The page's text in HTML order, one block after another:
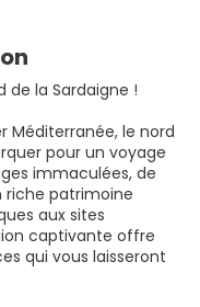
la Sardaigne !
Méditerranée, le nord
pour un voyage
immaculées, de
riche patrimoine
aux sites
captivante offre
qui vous laisseront